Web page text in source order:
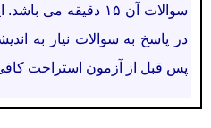
سوالات آن ۱۵ دقیقه
در پاسخ به سوالات نیاز به
پس قبل از آزمون استراحت کافی